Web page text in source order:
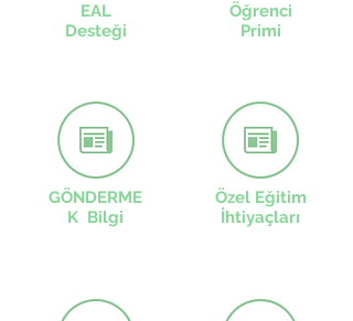
EAL
Desteği
GÖNDERME
K Bilgi
Öğrenci
Primi
Özel Eğitim
İhtiyaçları